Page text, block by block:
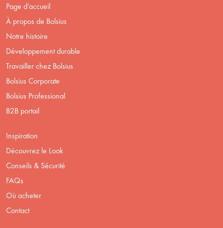
Page d’accueil
À propos de Bolsius
Notre histoire
Développement durable
Travailler chez Bolsius
Bolsius Corporate
Bolsius Professional
B2B portail
Inspiration
Découvrez le Look
Conseils & Sécurité
FAQs
Où acheter
Contact